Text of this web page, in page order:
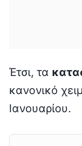
Έτσι, τα
κανονικό
Ιανουαρίου.